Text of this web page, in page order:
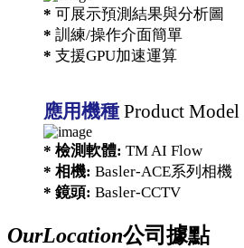
* 可展示預測結果與分析圖
* 訓練/操作介面簡單
* 支援GPU加速運算
應用機種 Product Model
* 檢測軟體: TM AI Flow
* 相機: Basler-ACE系列相機
* 鏡頭: Basler-CCTV
OurLocation公司據點